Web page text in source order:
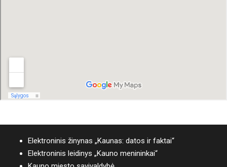
Elektroninis žinynas „Kaunas: datos ir faktai“
Elektroninis leidinys „Kauno menininkai“